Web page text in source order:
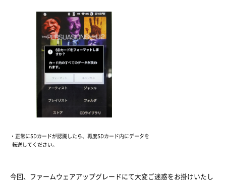
・正常にSDカードが認識したら、再度SDカード内にデータを
転送してください。
今回、ファームウェアアップグレードにて大変ご迷惑をお掛けいたし